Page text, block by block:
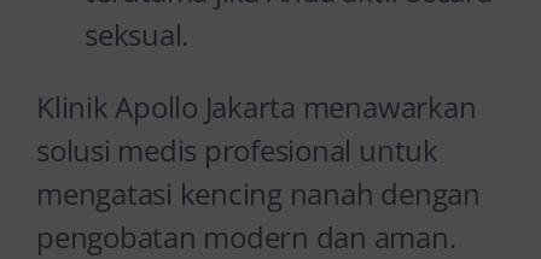
seksual.
Klinik Apollo Jakarta menawarkan
solusi medis profesional untuk
mengatasi kencing nanah dengan
pengobatan modern dan aman.